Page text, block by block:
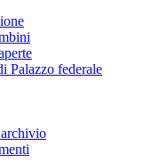
Palazzo federale